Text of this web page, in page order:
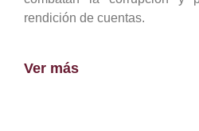
rendición de cuentas.
Ver más